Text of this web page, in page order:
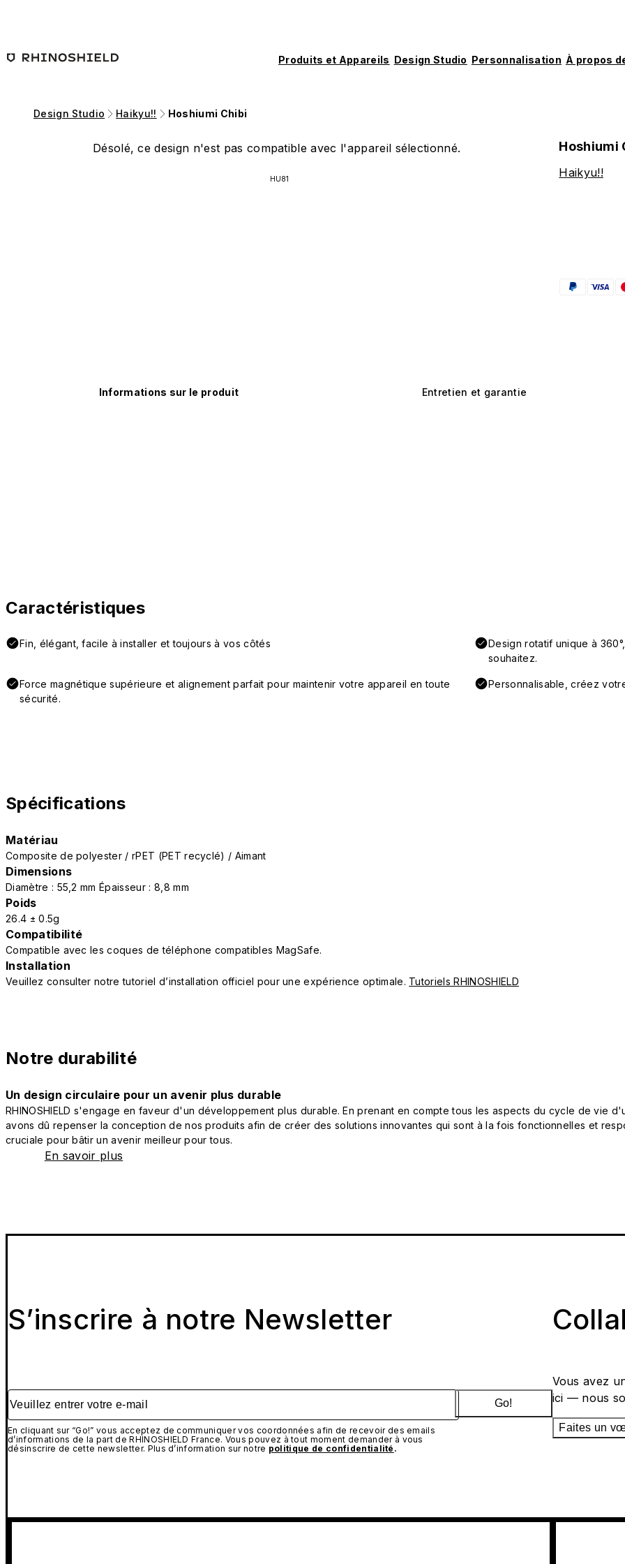
Produits et Appareils Design Studio Personnalisation À propos
Design Studio Haikyu!! Hoshiumi Chibi
Désolé, ce design n'est pas compatible avec l'appareil sélectionné.
HU81
Hoshiumi
Haikyu!!
Informations sur le produit Entretien et garantie
Caractéristiques
Fin, élégant, facile à installer et toujours à vos côtés
Design rotatif unique à
souhaitez.
Force magnétique supérieure et alignement parfait pour maintenir votre appareil en toute
sécurité.
Personnalisable, créez
Spécifications
Matériau
Composite de polyester / rPET (PET recyclé) / Aimant
Dimensions
Diamètre : 55,2 mm Épaisseur : 8,8 mm
Poids
26.4 ± 0.5g
Compatibilité
Compatible avec les coques de téléphone compatibles MagSafe.
Installation
Veuillez consulter notre tutoriel d’installation officiel pour une expérience optimale. Tutoriels RHINOSHIELD
Notre durabilité
Un design circulaire pour un avenir plus durable
RHINOSHIELD s'engage en faveur d'un développement plus durable. En prenant en compte tous les aspects du cycle de vie
avons dû repenser la conception de nos produits afin de créer des solutions innovantes qui sont à la fois fonctionnelles et
cruciale pour bâtir un avenir meilleur pour tous.
En savoir plus
S’inscrire à notre Newsletter
Veuillez entrer votre e-mail
En cliquant sur “Go!” vous acceptez de communiquer vos coordonnées afin de recevoir des emails
d’informations de la part de RHINOSHIELD France. Vous pouvez à tout moment demander à vous
désinscrire de cette newsletter. Plus d’information sur notre politique de confidentialité .
Go!
Vous avez
ici — nous
Faites un